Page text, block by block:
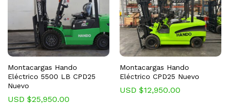
Montacargas Hando
Eléctrico 5500 LB CPD25
Nuevo
USD $25,950.00
Montacargas Hando
Eléctrico CPD25 Nuevo
USD $12,950.00